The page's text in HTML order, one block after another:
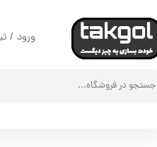
ورود /
حساب کاربری من
تغییر گذر واژه
سفارشات